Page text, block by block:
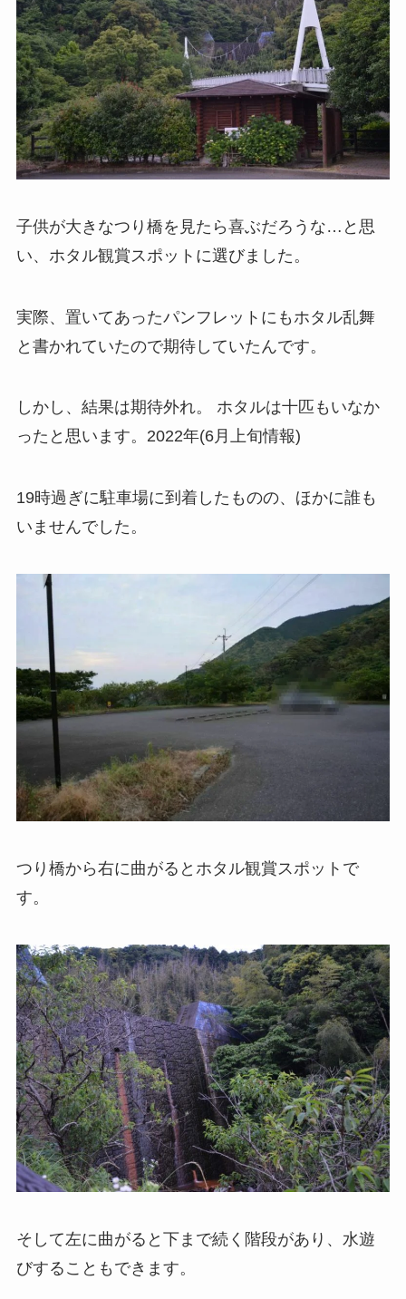
子供が大きなつり橋を見たら喜ぶだろうな…と思
い、ホタル観賞スポットに選びました。
実際、置いてあったパンフレットにもホタル乱舞
と書かれていたので期待していたんです。
しかし、結果は期待外れ。 ホタルは十匹もいなか
ったと思います。2022年(6月上旬情報)
19時過ぎに駐車場に到着したものの、ほかに誰も
いませんでした。
つり橋から右に曲がるとホタル観賞スポットで
す。
そして左に曲がると下まで続く階段があり、水遊
びすることもできます。